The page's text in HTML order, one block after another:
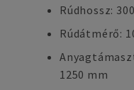
Rúdhossz:
Rúdátmérő:
1250 mm